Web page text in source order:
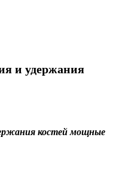
и удержания
костей мощные